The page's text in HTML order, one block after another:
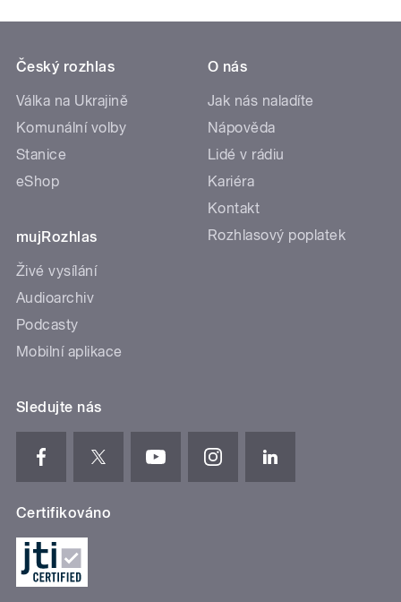
Český rozhlas
Válka na Ukrajině
Komunální volby
Stanice
eShop
mujRozhlas
Živé vysílání
Audioarchiv
Podcasty
Mobilní aplikace
O nás
Jak nás naladíte
Nápověda
Lidé v rádiu
Kariéra
Kontakt
Rozhlasový poplatek
Sledujte nás
Certifikováno